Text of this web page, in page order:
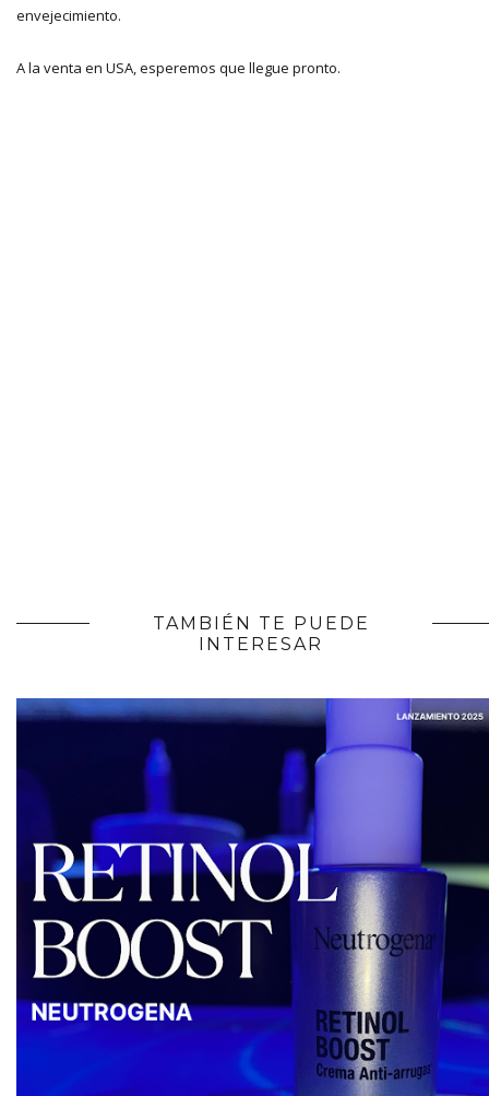
envejecimiento.
A la venta en USA, esperemos que llegue pronto.
TAMBIÉN TE PUEDE
INTERESAR